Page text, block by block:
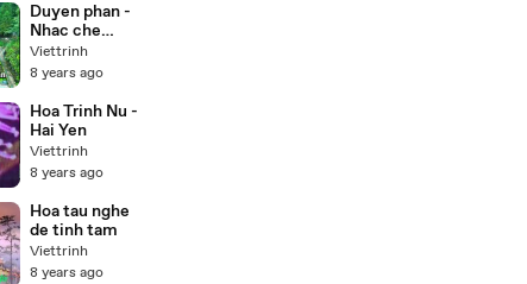
Duyen phan -
Nhac che
(Karaoke)
Viettrinh
8 years ago
Hoa Trinh Nu -
Hai Yen
Viettrinh
8 years ago
Hoa tau nghe
de tinh tam
Viettrinh
8 years ago